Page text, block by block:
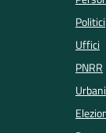
Politici
Uffici
PNRR